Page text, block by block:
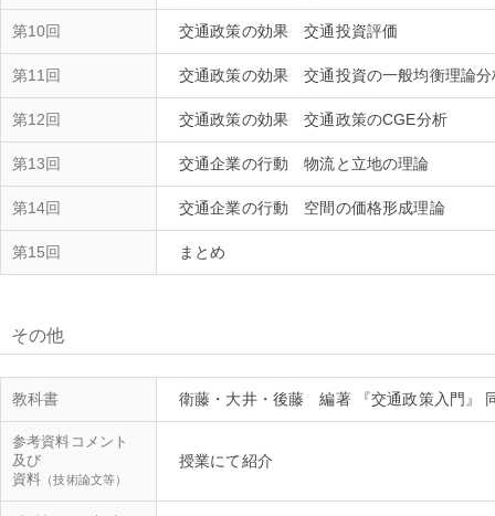
第10回 交通政策の効果 交通投資評価
第11回 交通政策の効果 交通投資の一般均衡理論分
第12回 交通政策の効果 交通政策のCGE分析
第13回 交通企業の行動 物流と立地の理論
第14回 交通企業の行動 空間の価格形成理論
第15回 まとめ
その他
教科書 衛藤・大井・後藤 編著 『交通政策入門』
参考資料コメント
及び
資料 （技術論文等）
授業にて紹介